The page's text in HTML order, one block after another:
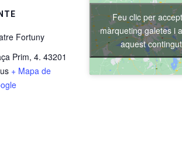
Fortuny
Prim, 4. 43201
+ Mapa de
Feu clic per
màrqueting galetes i
aquest contingut